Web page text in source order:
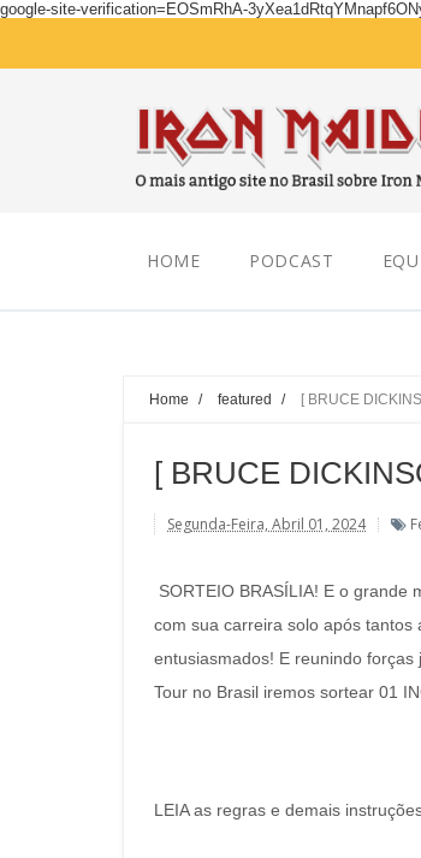
google-site-verification=EOSmRhA-
HOME PODCAST
Home / featured / [ BRUCE
[ BRUCE
Segunda-Feira, Abril 01, 2024
SORTEIO BRASÍLIA! E o grande
com sua carreira solo após tantos
entusiasmados! E reunindo
Tour no Brasil iremos sortear 01
LEIA as regras e demais